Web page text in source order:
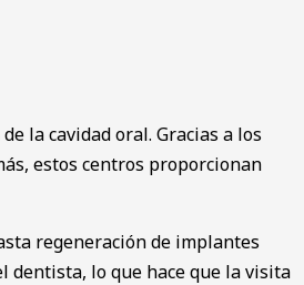
la cavidad oral. Gracias a los
estos centros proporcionan
regeneración de implantes
dentista, lo que hace que la visita